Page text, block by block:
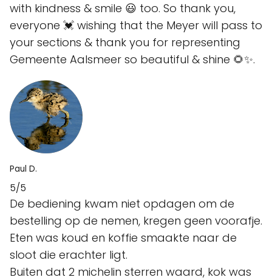
with kindness & smile 😃 too. So thank you,
everyone 💓 wishing that the Meyer will pass to
your sections & thank you for representing
Gemeente Aalsmeer so beautiful & shine 🌻✨️.
Paul D.
5/5
De bediening kwam niet opdagen om de
bestelling op de nemen, kregen geen voorafje.
Eten was koud en koffie smaakte naar de
sloot die erachter ligt.
Buiten dat 2 michelin sterren waard, kok was